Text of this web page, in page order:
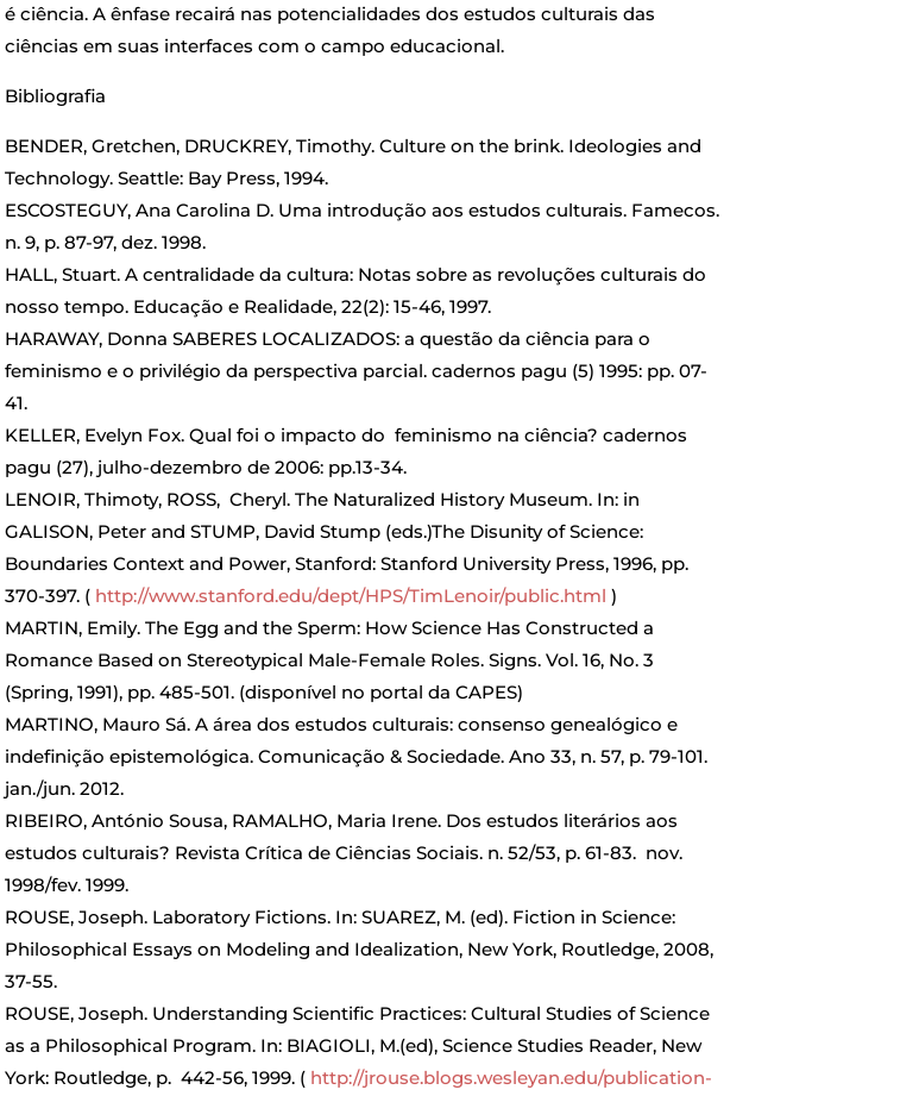
é ciência. A ênfase recairá nas potencialidades dos estudos culturais das
ciências em suas interfaces com o campo educacional.
Bibliografia
BENDER, Gretchen, DRUCKREY, Timothy. Culture on the brink. Ideologies and
Technology. Seattle: Bay Press, 1994.
ESCOSTEGUY, Ana Carolina D. Uma introdução aos estudos culturais. Famecos.
n. 9, p. 87-97, dez. 1998.
HALL, Stuart. A centralidade da cultura: Notas sobre as revoluções culturais do
nosso tempo. Educação e Realidade, 22(2): 15-46, 1997.
HARAWAY, Donna SABERES LOCALIZADOS: a questão da ciência para o
feminismo e o privilégio da perspectiva parcial. cadernos pagu (5) 1995: pp. 07-
41.
KELLER, Evelyn Fox. Qual foi o impacto do feminismo na ciência? cadernos
pagu (27), julho-dezembro de 2006: pp.13-34.
LENOIR, Thimoty, ROSS, Cheryl. The Naturalized History Museum. In: in
GALISON, Peter and STUMP, David Stump (eds.)The Disunity of Science:
Boundaries Context and Power, Stanford: Stanford University Press, 1996, pp.
370-397. ( http://www.stanford.edu/dept/HPS/TimLenoir/public.html )
MARTIN, Emily. The Egg and the Sperm: How Science Has Constructed a
Romance Based on Stereotypical Male-Female Roles. Signs. Vol. 16, No. 3
(Spring, 1991), pp. 485-501. (disponível no portal da CAPES)
MARTINO, Mauro Sá. A área dos estudos culturais: consenso genealógico e
indefinição epistemológica. Comunicação & Sociedade. Ano 33, n. 57, p. 79-101.
jan./jun. 2012.
RIBEIRO, António Sousa, RAMALHO, Maria Irene. Dos estudos literários aos
estudos culturais? Revista Crítica de Ciências Sociais. n. 52/53, p. 61-83. nov.
1998/fev. 1999.
ROUSE, Joseph. Laboratory Fictions. In: SUAREZ, M. (ed). Fiction in Science:
Philosophical Essays on Modeling and Idealization, New York, Routledge, 2008,
37-55.
ROUSE, Joseph. Understanding Scientific Practices: Cultural Studies of Science
as a Philosophical Program. In: BIAGIOLI, M.(ed), Science Studies Reader, New
York: Routledge, p. 442-56, 1999. ( http://jrouse.blogs.wesleyan.edu/publication-